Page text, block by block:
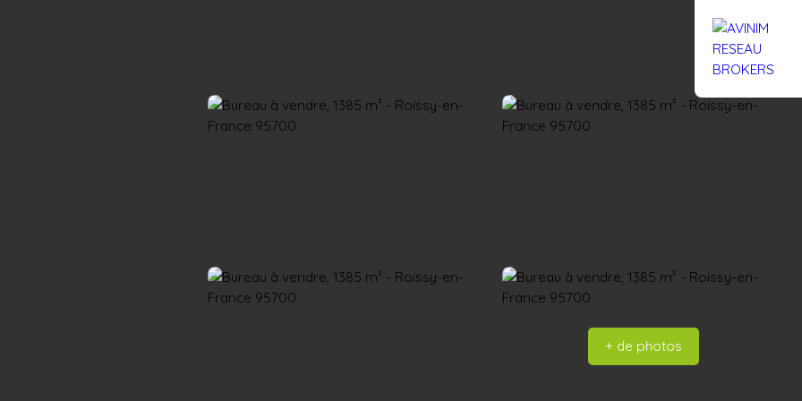
Confiez un local Trouver un Broker Rejoignez-nous Actualités Nous contacter
+ de photos